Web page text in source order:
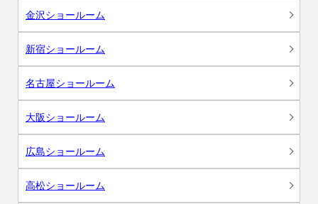
金沢ショールーム
新宿ショールーム
名古屋ショールーム
大阪ショールーム
広島ショールーム
高松ショールーム